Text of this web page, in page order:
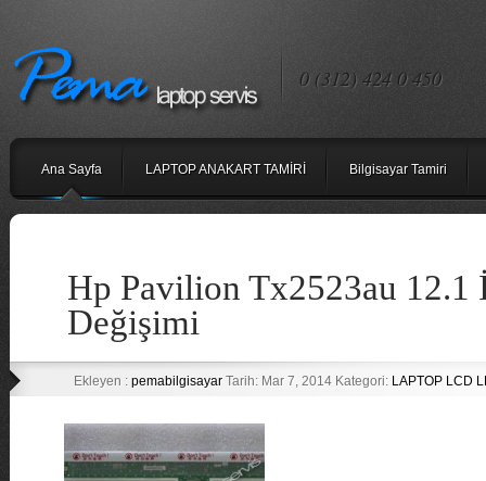
0 (312) 424 0 450
Ana Sayfa LAPTOP ANAKART TAMİRİ Bilgisayar Tamiri
Hp Pavilion Tx2523au 12.1
Değişimi
Ekleyen : pemabilgisayarTarih: Mar 7, 2014 Kategori: LAPTOP LCD